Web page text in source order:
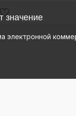
значение
электронной